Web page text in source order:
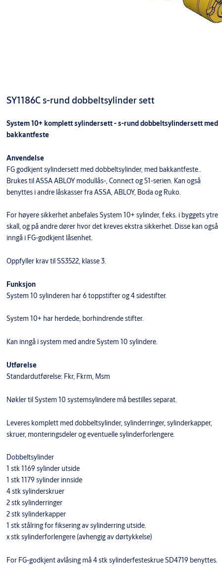
SY1186C s-rund dobbeltsylinder sett
System 10+ komplett sylindersett - s-rund dobbeltsylindersett med
bakkantfeste
Anvendelse
FG godkjent sylindersett med dobbeltsylinder, med bakkantfeste..
Brukes til ASSA ABLOY modullås-, Connect og 51-serien. Kan også
benyttes i andre låskasser fra ASSA, ABLOY, Boda og Ruko.
For høyere sikkerhet anbefales System 10+ sylinder, f.eks. i byggets ytre
skall, og på andre dører hvor det kreves ekstra sikkerhet. Disse kan også
inngå i FG-godkjent låsenhet.
Oppfyller krav til SS3522, klasse 3.
Funksjon
System 10 sylinderen har 6 toppstifter og 4 sidestifter.
System 10+ har herdede, borhindrende stifter.
Kan inngå i system med andre System 10 sylindere.
Utførelse
Standardutførelse: Fkr, Fkrm, Msm
Nøkler til System 10 systemsylindere må bestilles separat.
Leveres komplett med dobbeltsylinder, sylinderringer, sylinderkapper,
skruer, monteringsdeler og eventuelle sylinderforlengere.
Dobbeltsylinder
1 stk 1169 sylinder utside
1 stk 1179 sylinder innside
4 stk sylinderskruer
2 stk sylinderringer
2 stk sylinderkapper
1 stk stålring for fiksering av sylinderring utside.
x stk sylinderforlengere (avhengig av dørtykkelse)
For FG-godkjent avlåsing må 4 stk sylinderfesteskrue SD4719 benyttes.